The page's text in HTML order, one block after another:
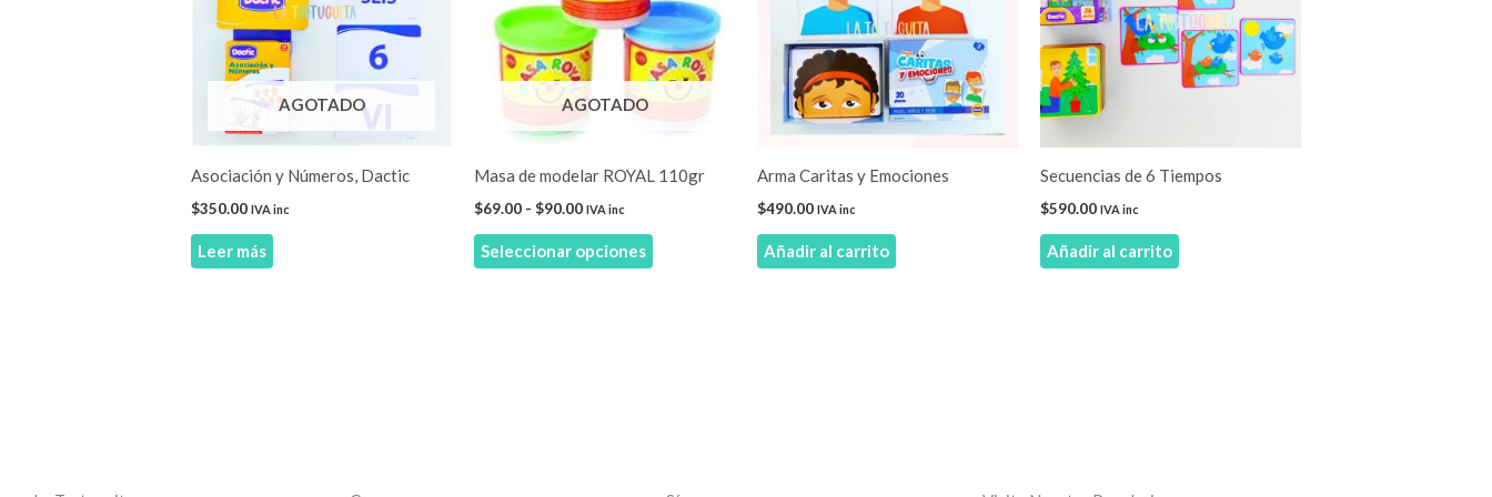
AGOTADO
Asociación y Números, Dactic
$350.00 IVA inc
Leer más
AGOTADO
Masa de modelar ROYAL 110gr
$69.00 - $90.00
$90.00
IVA inc
Seleccionar opciones
variantes.
Las
opciones
elegir
Arma Caritas y Emociones
$490.00 IVA inc
Añadir al carrito
Secuencias de 6 Tiempos
$590.00 IVA inc
Añadir al carrito